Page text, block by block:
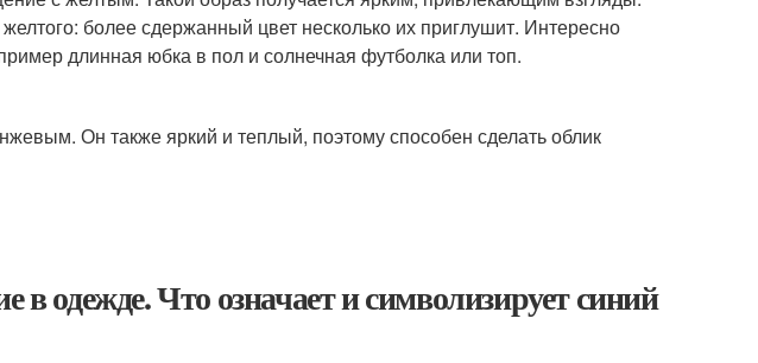
более сдержанный цвет несколько их приглушит. Интересно
длинная юбка в пол и солнечная футболка или топ.
Он также яркий и теплый, поэтому способен сделать облик
в одежде. Что означает и символизирует синий